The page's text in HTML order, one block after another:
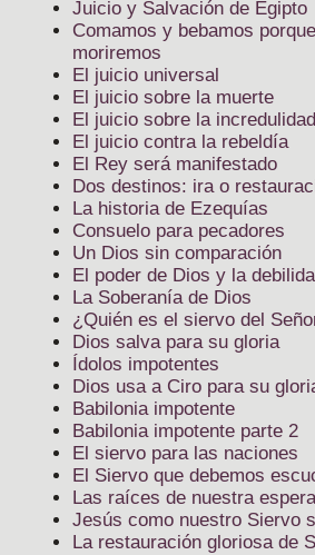
Juicio y Salvación de Egipto
Comamos y bebamos
moriremos
El juicio universal
El juicio sobre la muerte
El juicio sobre la incredulidad
El juicio contra la rebeldía
El Rey será manifestado
Dos destinos: ira o
La historia de Ezequías
Consuelo para pecadores
Un Dios sin comparación
El poder de Dios y la
La Soberanía de Dios
¿Quién es el siervo del
Dios salva para su gloria
Ídolos impotentes
Dios usa a Ciro para su
Babilonia impotente
Babilonia impotente parte 2
El siervo para las naciones
El Siervo que debemos
Las raíces de nuestra
Jesús como nuestro Siervo
La restauración gloriosa de